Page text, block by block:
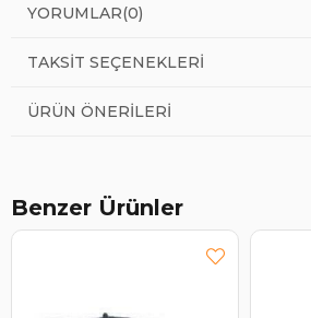
YORUMLAR(0)
TAKSIT SEÇENEKLERI
ÜRÜN ÖNERILERI
Benzer Ürünler